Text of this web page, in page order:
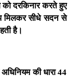
को दरकिनार करते हुए
मिलकर सीधे सदन से
है।
की धारा 44